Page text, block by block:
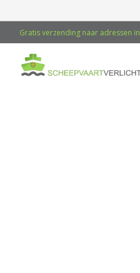
Gratis verzending naar adressen